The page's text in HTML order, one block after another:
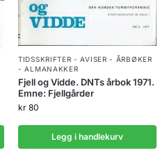
TIDSSKRIFTER - AVISER - ÅRBØKER
- ALMANAKKER
Fjell og Vidde. DNTs årbok 1971.
Emne: Fjellgårder
kr 80
Legg i handlekurv